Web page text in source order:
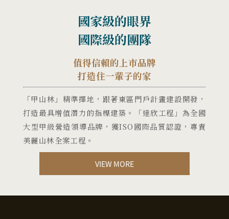
國家級的眼界
國際級的團隊
值得信賴的上市品牌
打造住一輩子的家
「甲山林」精準擇地，跟著東區門戶計畫建設開發，
打造最具增值潛力的指標建築。「達欣工程」為全國
大型甲級營造領導品牌，獲ISO國際品質認證，專責
美麗山林全案工程。
VIEW MORE